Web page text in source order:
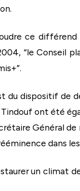
ce
“le Conseil
du dispositif
ont été
Général
dans
un climat